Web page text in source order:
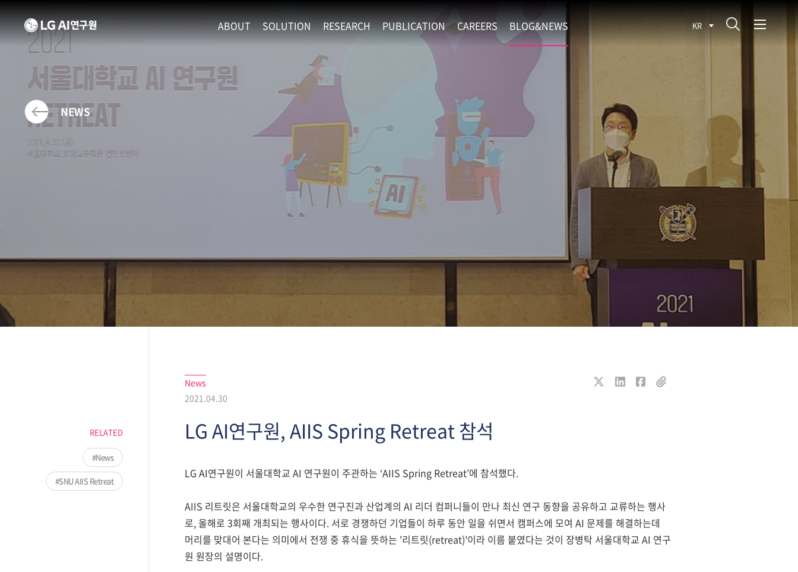
ABOUT
LEADERSHIP
ETHICS PRINCIPLES
LOCATION
SOLUTION
EXAONE Showroom
RESEARCH
LANGUAGE
PHYSICAL INTELLIGENCE
BIO INTELLIGENCE
DATA INTELLIGENCE
MATERIALS INTELLIGENCE
ADVANCED AGENT
PUBLICATION CAREERS
RECRUITMENT PROCESS
CULTURE & BENEFIT
ACTIVITY
BLOG&NEWS
RESEARCH BLOG
NEWS
KR
NEWS
RELATED
News
SNU AIIS Retreat
News
2021.04.30
LG AI연구원, AIIS Spring Retreat 참석
LG AI연구원이 서울대학교 AI 연구원이 주관하는 ‘AIIS Spring Retreat’에 참석했다.
AIIS 리트릿은 서울대학교의 우수한 연구진과 산업계의 AI 리더 컴퍼니들이 만나 최신 연구 동향을 공유하고 교류하는 행사
로, 올해로 3회째 개최되는 행사이다. 서로 경쟁하던 기업들이 하루 동안 일을 쉬면서 캠퍼스에 모여 AI 문제를 해결하는데
머리를 맞대어 본다는 의미에서 전쟁 중 휴식을 뜻하는 '리트릿(retreat)'이라 이름 붙였다는 것이 장병탁 서울대학교 AI 연구
원 원장의 설명이다.